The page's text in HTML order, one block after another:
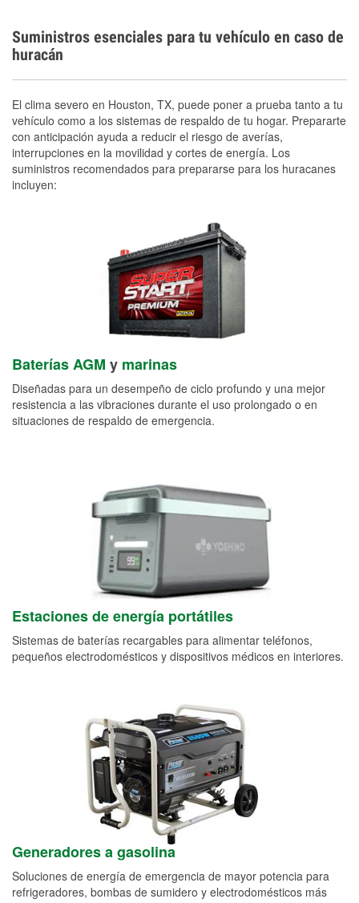
Suministros esenciales para tu vehículo en caso de
huracán
El clima severo en Houston, TX, puede poner a prueba tanto a tu
vehículo como a los sistemas de respaldo de tu hogar. Prepararte
con anticipación ayuda a reducir el riesgo de averías,
interrupciones en la movilidad y cortes de energía. Los
suministros recomendados para prepararse para los huracanes
incluyen:
Baterías AGM y marinas
Diseñadas para un desempeño de ciclo profundo y una mejor
resistencia a las vibraciones durante el uso prolongado o en
situaciones de respaldo de emergencia.
Estaciones de energía portátiles
Sistemas de baterías recargables para alimentar teléfonos,
pequeños electrodomésticos y dispositivos médicos en interiores.
Generadores a gasolina
Soluciones de energía de emergencia de mayor potencia para
refrigeradores, bombas de sumidero y electrodomésticos más